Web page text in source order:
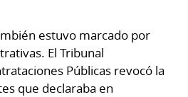
estuvo marcado por
El Tribunal
Públicas revocó la
que declaraba en